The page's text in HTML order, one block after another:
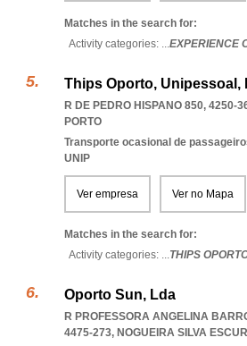
Matches in the search for:
Activity categories: ...EXPERIENCE
Thips Oporto, Unipessoal,
R DE PEDRO HISPANO 850, 4250-
PORTO
Transporte ocasional de
UNIP
Ver empresa Ver no Mapa
Matches in the search for:
Activity categories: ...THIPS
Oporto Sun, Lda
R PROFESSORA ANGELINA
4475-273, NOGUEIRA SILVA